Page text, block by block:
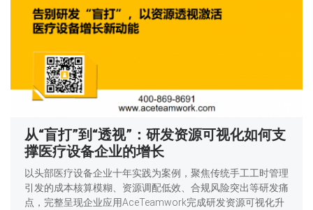
从“盲打”到“透视”：研发资源可视化如何支
撑医疗设备企业的增长
以头部医疗设备企业十年实践为案例，聚焦传统手工工时管理
引发的成本核算模糊、资源调配低效、合规风险突出等研发痛
点，完整呈现企业应用AceTeamwork完成研发资源可视化升